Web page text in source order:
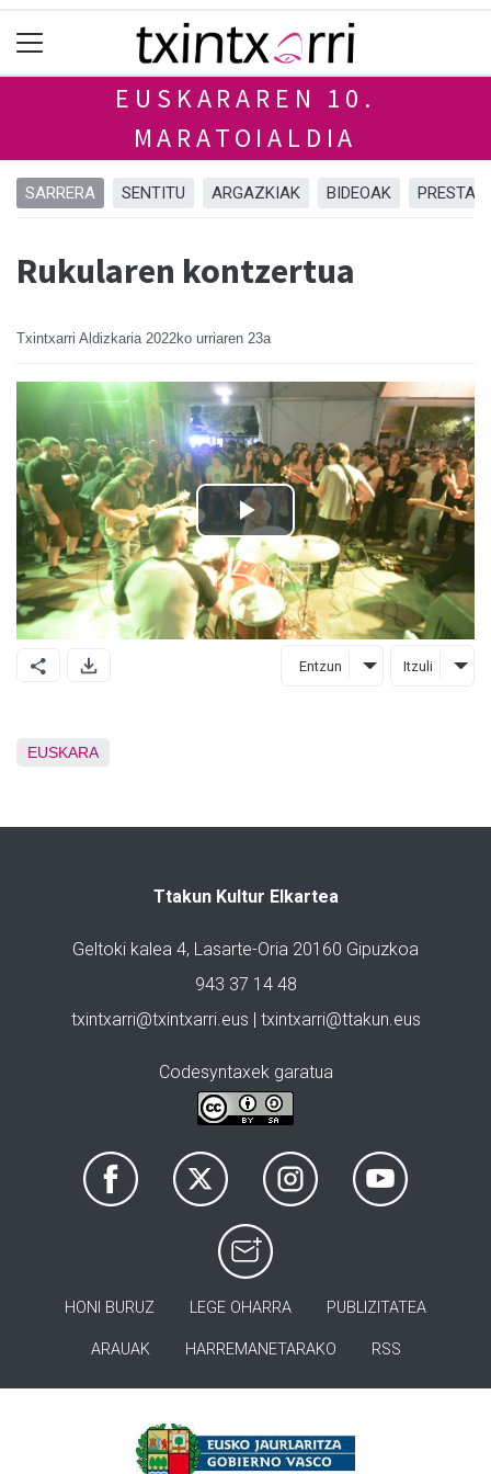
EUSKARAREN 10.
MARATOIALDIA
SARRERA SENTITU ARGAZKIAK BIDEOAK
Rukularen kontzertua
Txintxarri Aldizkaria 2022ko urriaren 23a
Entzun Itzuli
EUSKARA
Ttakun Kultur Elkartea
Geltoki kalea 4, Lasarte-Oria 20160 Gipuzkoa
943 37 14 48
txintxarri@txintxarri.eus | txintxarri@ttakun.eus
Codesyntaxek garatua
HONI BURUZ LEGE OHARRA PUBLIZITATEA
ARAUAK HARREMANETARAKO RSS